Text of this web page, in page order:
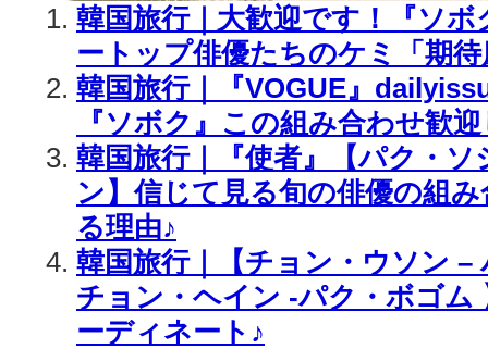
韓国旅行｜大歓迎です！『ソ
ートップ俳優たちのケミ「期待
韓国旅行｜『VOGUE』
『ソボク』この組み合わせ歓
韓国旅行｜『使者』【パク・
ン】信じて見る旬の俳優の組
る理由♪
韓国旅行｜【チョン・ウソン –
チョン・ヘイン -パク・ボゴム
ーディネート♪